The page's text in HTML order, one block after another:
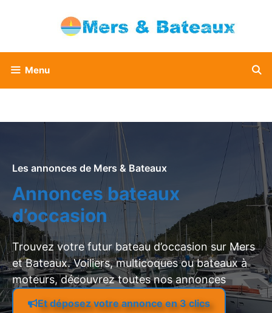
Menu
Les annonces de Mers & Bateaux
Annonces bateaux
d’occasion
Trouvez votre futur bateau d’occasion sur Mers
et Bateaux. Voiliers, multicoques ou bateaux à
moteurs, découvrez toutes nos annonces
Et déposez votre annonce en 3 clics